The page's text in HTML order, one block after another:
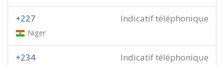
Indicatif téléphonique
+227
Niger
Indicatif téléphonique
+234